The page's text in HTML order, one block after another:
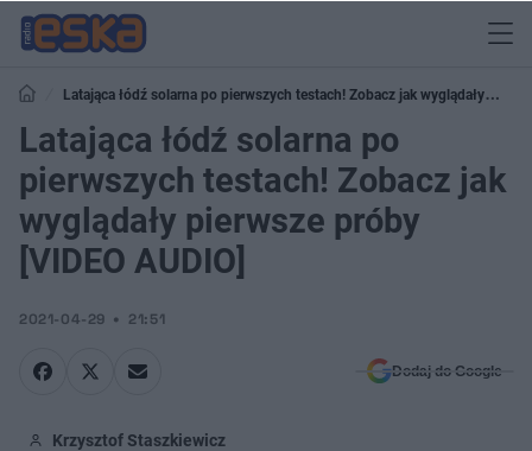
Latająca łódź solarna po pierwszych testach! Zobacz jak wyglądały
pierwsze próby [VIDEO AUDIO]
Latająca łódź solarna po
pierwszych testach! Zobacz jak
wyglądały pierwsze próby
[VIDEO AUDIO]
2021-04-29 21:51
Dodaj do Google
Krzysztof Staszkiewicz